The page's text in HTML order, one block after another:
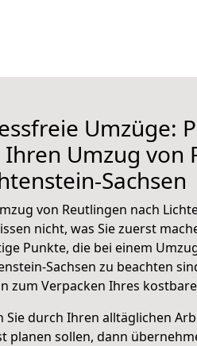
Umzüge:
Umzug von
Sachsen
von Reutlingen nach
nicht, was Sie zuerst
Punkte, die bei einem
Sachsen zu beachten
zum Verpacken Ihres
Sie durch Ihren alltäglichen
planen sollen, dann